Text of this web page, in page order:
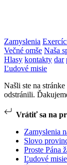
Zamyslenia
Večné omše Naša
Hlasy kontakty dar
Ľudové misie
Našli ste na
odstránili.
Vrátiť sa na
Zamyslenia
Slovo
Proste Pána
Ľudové misie